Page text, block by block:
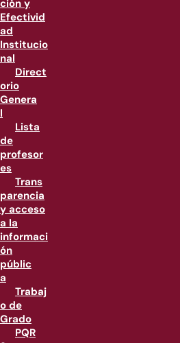
ción y
Efectivid
ad
Institucio
nal
Direct
orio
Genera
l
Lista
de
profesor
es
Trans
parencia
y acceso
a la
informaci
ón
públic
a
Trabaj
o de
Grado
PQR